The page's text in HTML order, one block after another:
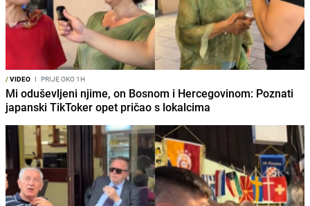
/VIDEO I PRIJE OKO 1H
Mi oduševljeni njime, on Bosnom i Hercegovinom: Poznati
japanski TikToker opet pričao s lokalcima